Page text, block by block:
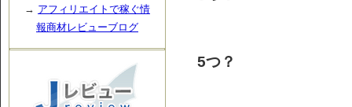
5つ？
→ アフィリエイトで稼ぐ情
報商材レビューブログ